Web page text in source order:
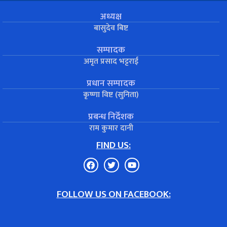
अध्यक्ष
बासुदेव बिष्ट
सम्पादक
अमृत प्रसाद भट्टराई
प्रधान सम्पादक
कृष्णा विष्ट (सुनिता)
प्रबन्ध निर्देशक
राम कुमार दानी
FIND US:
FOLLOW US ON FACEBOOK: